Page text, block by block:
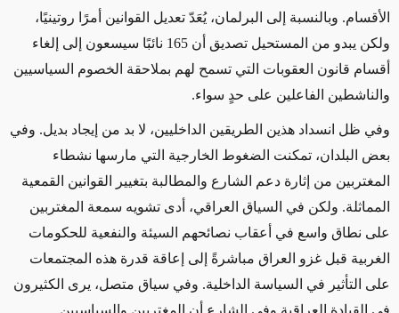
الأقسام. وبالنسبة إلى البرلمان، يُعَدّ تعديل القوانين أمرًا روتينيًا،
ولكن يبدو من المستحيل تصديق أن 165 نائبًا سيسعون إلى إلغاء
أقسام قانون العقوبات التي تسمح لهم بملاحقة الخصوم السياسيين
والناشطين الفاعلين على حدٍ سواء.
وفي ظل انسداد هذين الطريقين الداخليين، لا بد من إيجاد بديل. وفي
بعض البلدان، تمكنت الضغوط الخارجية التي مارسها نشطاء
المغتربين من إثارة دعم الشارع والمطالبة بتغيير القوانين القمعية
المماثلة. ولكن في السياق العراقي، أدى تشويه سمعة المغتربين
على نطاق واسع في أعقاب نصائحهم السيئة والنفعية للحكومات
الغربية قبل غزو العراق مباشرةً إلى إعاقة قدرة هذه المجتمعات
على التأثير في السياسة الداخلية. وفي سياق متصل، يرى الكثيرون
في القيادة العراقية وفي الشارع أن المغتربين والسياسيين